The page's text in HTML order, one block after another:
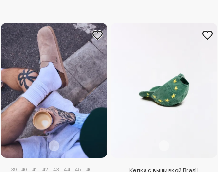
39 40 41 42 43 44 45 46
Кепка с вышивкой Brasil